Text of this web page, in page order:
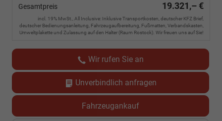
Gesamtpreis 19.321,– €
incl. 19% MwSt., All Inclusive: Inklusive Transportkosten, deutscher KFZ Brief,
deutscher Bedienungsanleitung, Fahrzeugaufbereitung, Fußmatten, Verbandskasten,
Umweltplakette und Zulassung auf den Halter (Raum Rostock). Wir freuen uns auf Sie!
Wir rufen Sie an
Unverbindlich anfragen
Fahrzeugankauf